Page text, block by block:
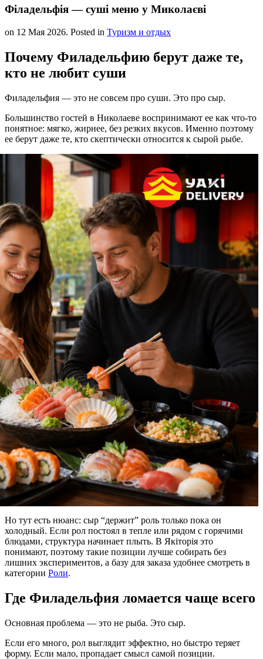
Філадельфія — суші меню у Миколаєві
on 12 Мая 2026. Posted in Туризм и отдых
Почему Филадельфию берут даже те,
кто не любит суши
Филадельфия — это не совсем про суши. Это про сыр.
Большинство гостей в Николаеве воспринимают ее как что-то
понятное: мягко, жирнее, без резких вкусов. Именно поэтому
ее берут даже те, кто скептически относится к сырой рыбе.
Но тут есть нюанс: сыр “держит” роль только пока он
холодный. Если рол постоял в тепле или рядом с горячими
блюдами, структура начинает плыть. В Якіторія это
понимают, поэтому такие позиции лучше собирать без
лишних экспериментов, а базу для заказа удобнее смотреть в
категории Роли.
Где Филадельфия ломается чаще всего
Основная проблема — это не рыба. Это сыр.
Если его много, рол выглядит эффектно, но быстро теряет
форму. Если мало, пропадает смысл самой позиции.